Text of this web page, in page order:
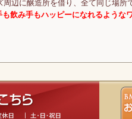
辺に醸造所を借り、全て同じ場所
飲み手もハッピーになれるような